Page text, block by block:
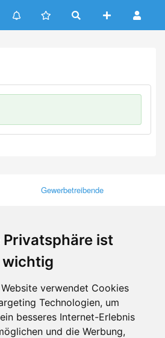
Privatsphäre ist
wichtig
verwendet Cookies
Technologien, um
besseres Internet-Erlebnis
und die Werbung,
Gewerbetreibende
Medien
Facebook
Twitter
YouTube
Google+